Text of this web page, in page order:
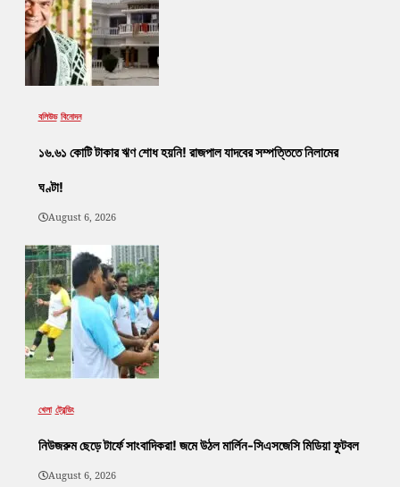
বলিউড বিনোদন
১৬.৬১ কোটি টাকার ঋণ শোধ হয়নি! রাজপাল যাদবের সম্পত্তিতে নিলামের
ঘণ্টা!
August 6, 2026
খেলা ট্রেন্ডিং
নিউজরুম ছেড়ে টার্ফে সাংবাদিকরা! জমে উঠল মার্লিন-সিএসজেসি মিডিয়া ফুটবল
August 6, 2026